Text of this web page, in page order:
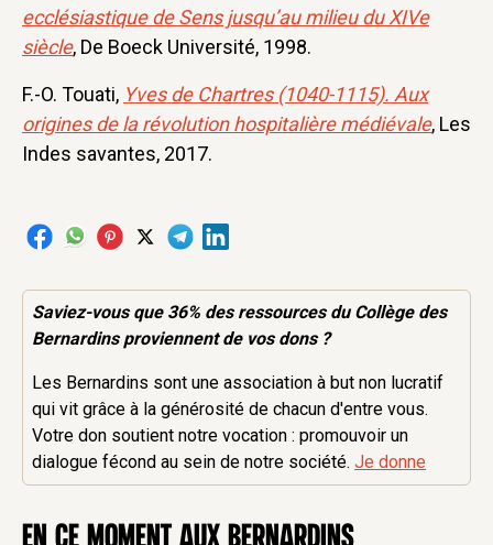
ecclésiastique de Sens jusqu’au milieu du XIVe
siècle, De Boeck Université, 1998.
F.-O. Touati, Yves de Chartres (1040-1115). Aux
origines de la révolution hospitalière médiévale, Les
Indes savantes, 2017.
Saviez-vous que 36% desressourcesdu Collège des
Bernardins proviennent de vos dons ?
Les Bernardins sont une association à but non lucratif
qui vit grâce à la générosité de chacun d'entre vous.
Votre don soutient notre vocation : promouvoir un
dialogue fécond au sein de notre société.Je donne